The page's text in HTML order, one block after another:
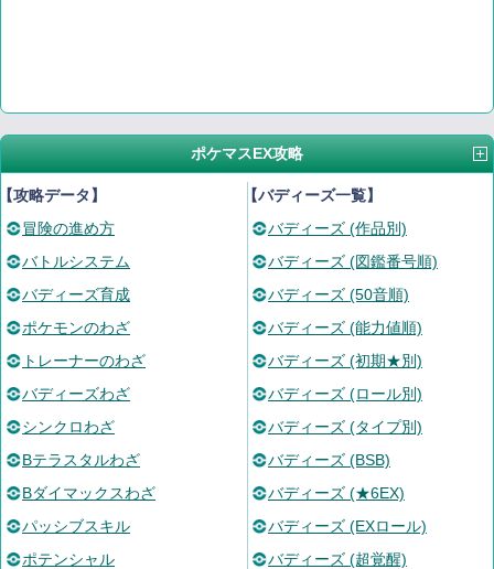
ポケマスEX攻略
攻略データ】
冒険の進め方
バトルシステム
バディーズ育成
ポケモンのわざ
トレーナーのわざ
バディーズわざ
シンクロわざ
Bテラスタルわざ
Bダイマックスわざ
パッシブスキル
ポテンシャル
【バディーズ一覧】
バディーズ (作品別)
バディーズ (図鑑番号順)
バディーズ (50音順)
バディーズ (能力値順)
バディーズ (初期★別)
バディーズ (ロール別)
バディーズ (タイプ別)
バディーズ (BSB)
バディーズ (★6EX)
バディーズ (EXロール)
バディーズ (超覚醒)